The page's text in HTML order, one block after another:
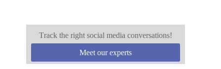
Τrack the right social media conversations!
Meet our experts